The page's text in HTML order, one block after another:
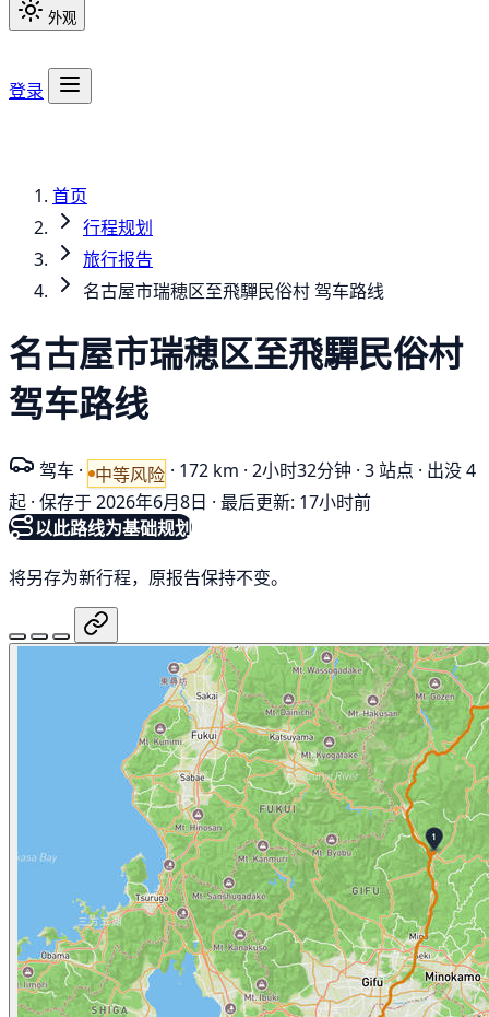
外观
登录
首页
行程规划
旅行报告
名古屋市瑞穂区至飛驒民俗村 驾车路线
名古屋市瑞穂区至飛驒民俗村
驾车路线
驾车 · 中等风险 · 172 km · 2小时32分钟 · 3 站点 · 出没 4
起 · 保存于 2026年6月8日 · 最后更新: 17小时前
以此路线为基础规划
将另存为新行程，原报告保持不变。